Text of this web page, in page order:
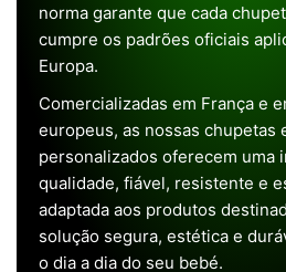
norma garante que cada
cumpre os padrões oficiais
Europa.
Comercializadas em França e
europeus, as nossas chupetas
personalizados oferecem uma
qualidade, fiável, resistente e
adaptada aos produtos
solução segura, estética e
o dia a dia do seu bebé.